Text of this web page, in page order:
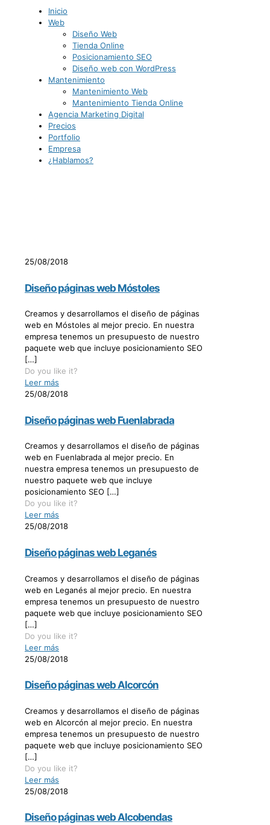
Inicio
Web
Diseño Web
Tienda Online
Posicionamiento SEO
Diseño web con WordPress
Mantenimiento
Mantenimiento Web
Mantenimiento Tienda Online
Agencia Marketing Digital
Precios
Portfolio
Empresa
¿Hablamos?
25/08/2018
Diseño páginas web Móstoles
Creamos y desarrollamos el diseño de páginas
web en Móstoles al mejor precio. En nuestra
empresa tenemos un presupuesto de nuestro
paquete web que incluye posicionamiento SEO
[…]
Do you like it?
Leer más
25/08/2018
Diseño páginas web Fuenlabrada
Creamos y desarrollamos el diseño de páginas
web en Fuenlabrada al mejor precio. En
nuestra empresa tenemos un presupuesto de
nuestro paquete web que incluye
posicionamiento SEO […]
Do you like it?
Leer más
25/08/2018
Diseño páginas web Leganés
Creamos y desarrollamos el diseño de páginas
web en Leganés al mejor precio. En nuestra
empresa tenemos un presupuesto de nuestro
paquete web que incluye posicionamiento SEO
[…]
Do you like it?
Leer más
25/08/2018
Diseño páginas web Alcorcón
Creamos y desarrollamos el diseño de páginas
web en Alcorcón al mejor precio. En nuestra
empresa tenemos un presupuesto de nuestro
paquete web que incluye posicionamiento SEO
[…]
Do you like it?
Leer más
25/08/2018
Diseño páginas web Alcobendas